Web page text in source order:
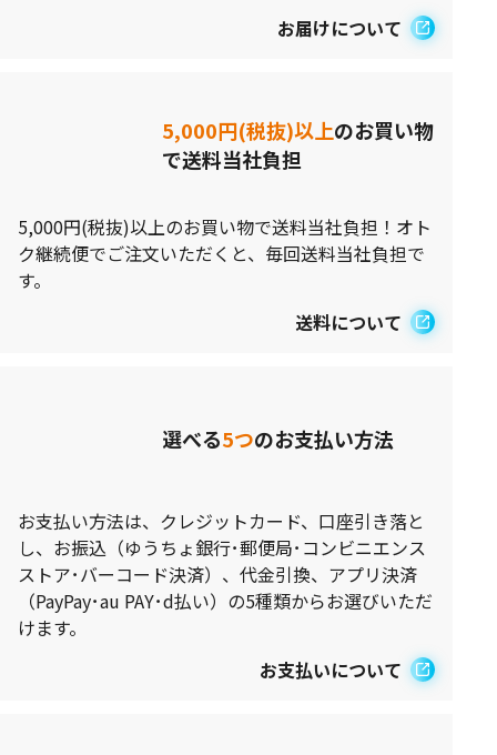
お届けについて
5,000円(税抜)以上のお買い物
で送料当社負担
5,000円(税抜)以上のお買い物で送料当社負担！オト
ク継続便でご注文いただくと、毎回送料当社負担で
す。
送料について
選べる5つのお支払い方法
お支払い方法は、クレジットカード、口座引き落と
し、お振込（ゆうちょ銀行･郵便局･コンビニエンス
ストア･バーコード決済）、代金引換、アプリ決済
（PayPay･au PAY･d払い）の5種類からお選びいただ
けます。
お支払いについて